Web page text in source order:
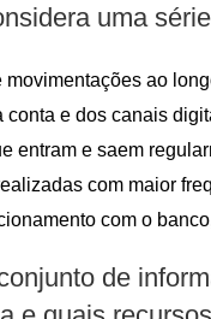
uma
movimentações ao
conta e dos canais
entram e saem
com maior
com o
de